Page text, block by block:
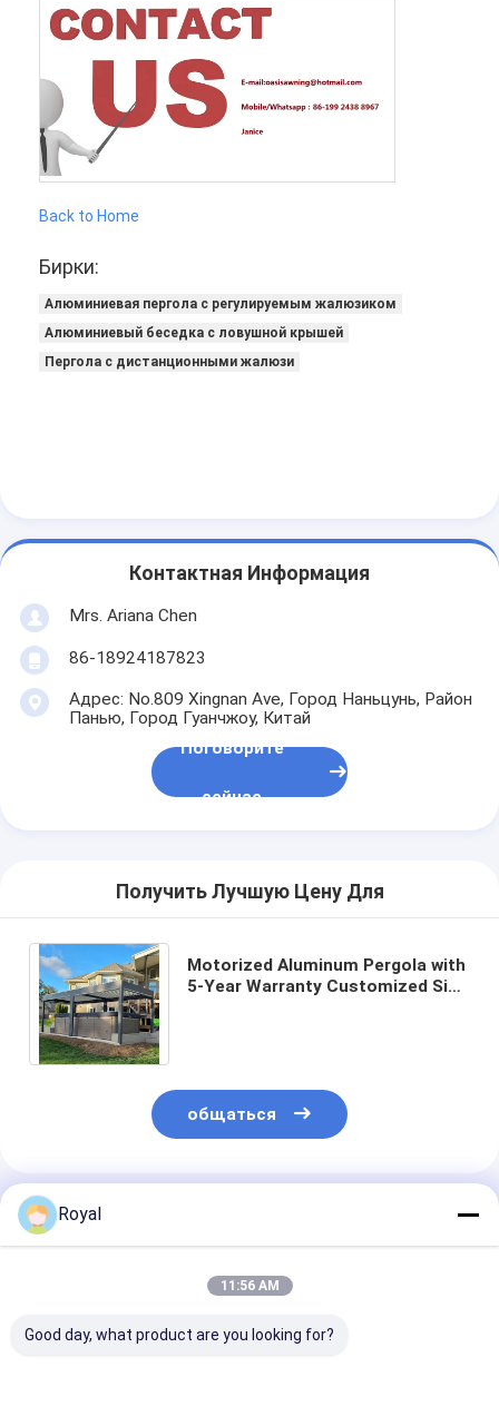
Back to Home
Бирки:
Алюминиевая пергола с регулируемым жалюзиком
Алюминиевый беседка с ловушной крышей
Пергола с дистанционными жалюзи
Контактная Информация
Mrs. Ariana Chen
86-18924187823
Адрес: No.809 Xingnan Ave, Город Наньцунь, Район
Панью, Город Гуанчжоу, Китай
Поговорите
сейчас
Получить Лучшую Цену Для
Motorized Aluminum Pergola with
5-Year Warranty Customized Size
общаться
Порекомендованные Продукты
Royal
11:56 AM
Good day, what product are you looking for?